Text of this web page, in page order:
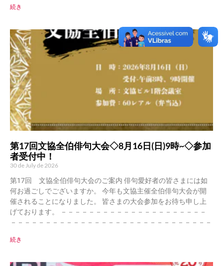
続き
第17回文協全伯俳句大会◇8月16日(日)9時~◇参加
者受付中！
30 de July de 2026
第17回 文協全伯俳句大会のご案内 俳句愛好者の皆さまには如
何お過ごしでございますか。 今年も文協主催全伯俳句大会が開
催されることになりました。 皆さまの大会参加をお待ち申し上
げております。 －－－－－－－－－－－－－－－－－－－－－
－－－－－－－－－－－－－－－－－－－－－－－－－－－－－
続き